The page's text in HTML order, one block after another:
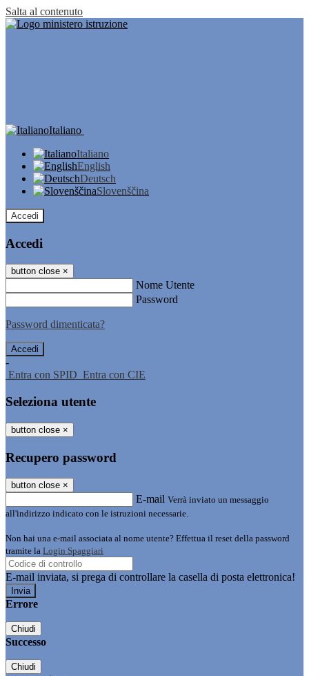
Salta al contenuto
Italiano
Italiano
English
Deutsch
Slovenščina
Accedi
Accedi
button close ×
Nome Utente
Password
Password dimenticata?
-
Entra con SPID Entra con CIE
Seleziona utente
button close ×
Recupero password
button close ×
E-mail Verrà inviato un messaggio
all'indirizzo indicato con le istruzioni necessarie.
Non hai una e-mail associata al nome utente? Effettua il reset della password
tramite la Login Spaggiari
E-mail inviata, si prega di controllare la casella di posta elettronica!
Errore
Chiudi
Successo
Chiudi